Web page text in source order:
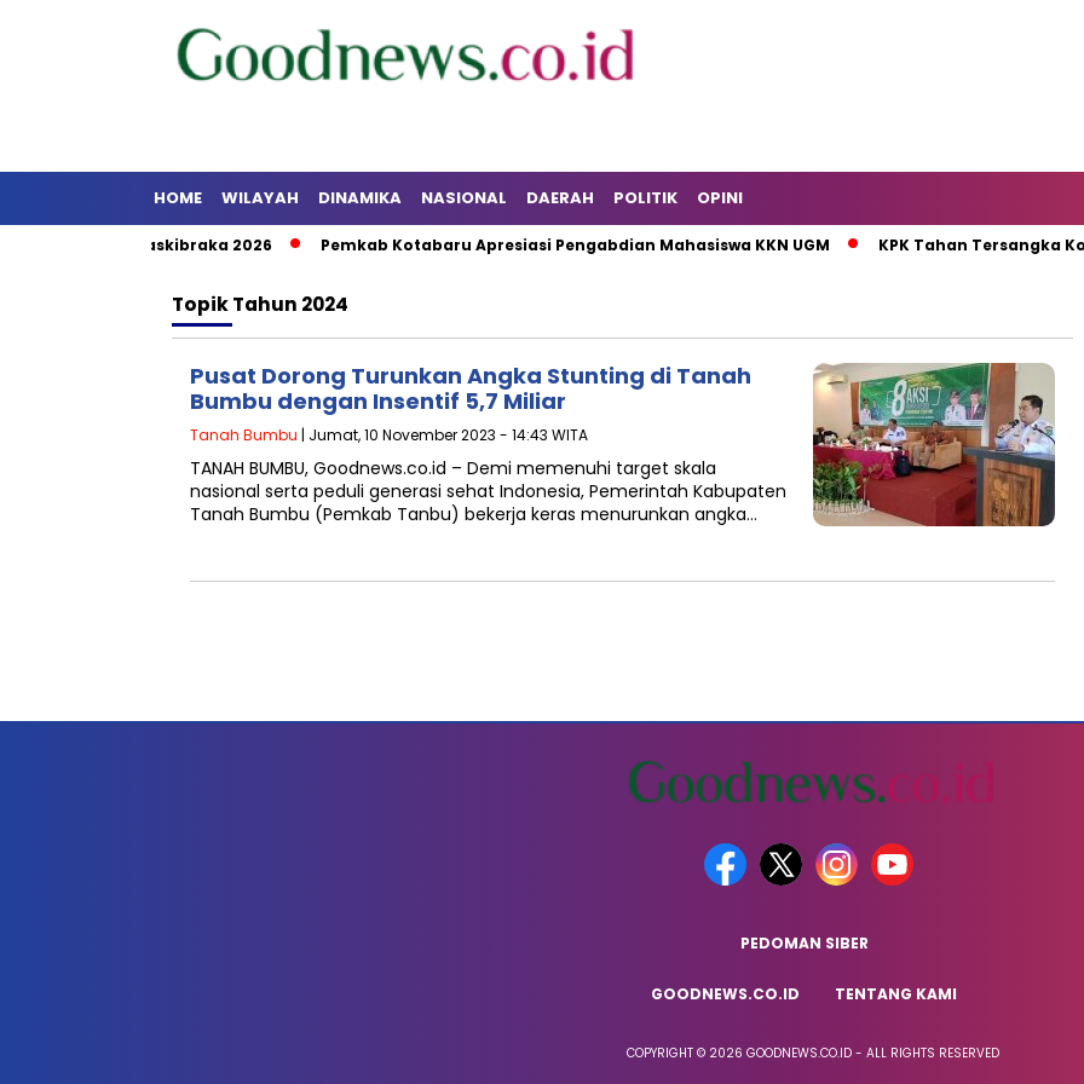
HOME WILAYAH DINAMIKA NASIONAL DAERAH POLITIK OPINI
Calon Paskibraka 2026 Pemkab Kotabaru Apresiasi Pengabdian Mahasiswa KKN UGM KPK Tahan Tersangka
TopikTahun 2024
Pusat Dorong Turunkan Angka Stunting di Tanah
Bumbu dengan Insentif 5,7 Miliar
Tanah Bumbu | Jumat, 10 November 2023 - 14:43 WITA
TANAH BUMBU, Goodnews.co.id – Demi memenuhi target skala
nasional serta peduli generasi sehat Indonesia, Pemerintah Kabupaten
Tanah Bumbu (Pemkab Tanbu) bekerja keras menurunkan angka…
PEDOMAN SIBER
GOODNEWS.CO.ID TENTANG KAMI
COPYRIGHT © 2026 GOODNEWS.CO.ID - ALL RIGHTS RESERVED